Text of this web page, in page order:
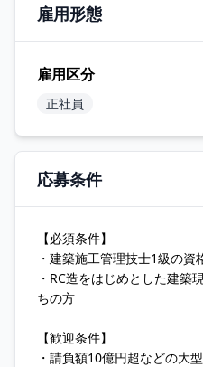
雇用形態
雇用区分
正社員
応募条件
【必須条件】
・建築施工管理技士1級の資
・RC造をはじめとした建築
ちの方
【歓迎条件】
・請負額10億円超などの大